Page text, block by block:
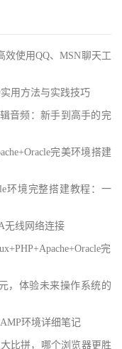
效使用QQ、MSN聊天工
用方法与实践技巧
音频：新手到高手的完
完美环境搭建
环境完整搭建教程：一
无线网络连接
完
，体验未来操作系统的
环境详细笔记
比拼，哪个浏览器更胜